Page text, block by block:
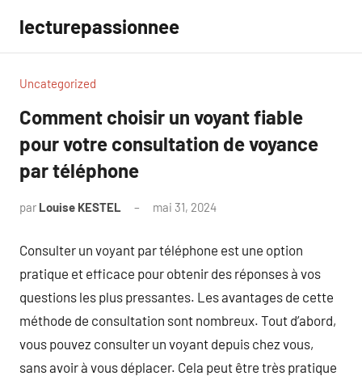
contenu
lecturepassionnee
Uncategorized
Comment choisir un voyant fiable
pour votre consultation de voyance
par téléphone
par Louise KESTEL mai 31, 2024
Consulter un voyant par téléphone est une option
pratique et efficace pour obtenir des réponses à vos
questions les plus pressantes. Les avantages de cette
méthode de consultation sont nombreux. Tout d’abord,
vous pouvez consulter un voyant depuis chez vous,
sans avoir à vous déplacer. Cela peut être très pratique